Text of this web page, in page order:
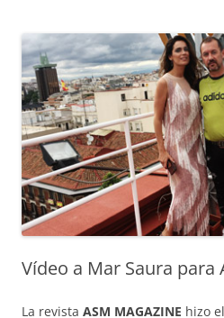
Vídeo a Mar Saura para
La revista ASM MAGAZINE hizo